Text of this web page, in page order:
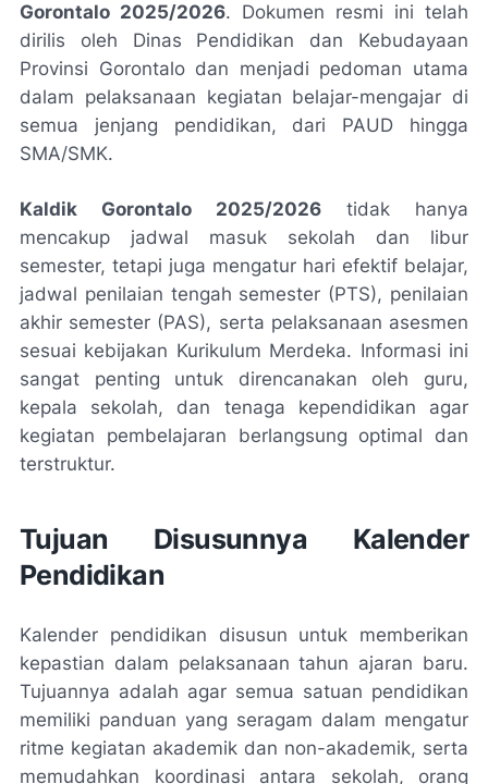
Gorontalo 2025/2026. Dokumen resmi ini telah
dirilis oleh Dinas Pendidikan dan Kebudayaan
Provinsi Gorontalo dan menjadi pedoman utama
dalam pelaksanaan kegiatan belajar-mengajar di
semua jenjang pendidikan, dari PAUD hingga
SMA/SMK.
Kaldik Gorontalo 2025/2026 tidak hanya
mencakup jadwal masuk sekolah dan libur
semester, tetapi juga mengatur hari efektif belajar,
jadwal penilaian tengah semester (PTS), penilaian
akhir semester (PAS), serta pelaksanaan asesmen
sesuai kebijakan Kurikulum Merdeka. Informasi ini
sangat penting untuk direncanakan oleh guru,
kepala sekolah, dan tenaga kependidikan agar
kegiatan pembelajaran berlangsung optimal dan
terstruktur.
Tujuan Disusunnya Kalender
Pendidikan
Kalender pendidikan disusun untuk memberikan
kepastian dalam pelaksanaan tahun ajaran baru.
Tujuannya adalah agar semua satuan pendidikan
memiliki panduan yang seragam dalam mengatur
ritme kegiatan akademik dan non-akademik, serta
memudahkan koordinasi antara sekolah, orang